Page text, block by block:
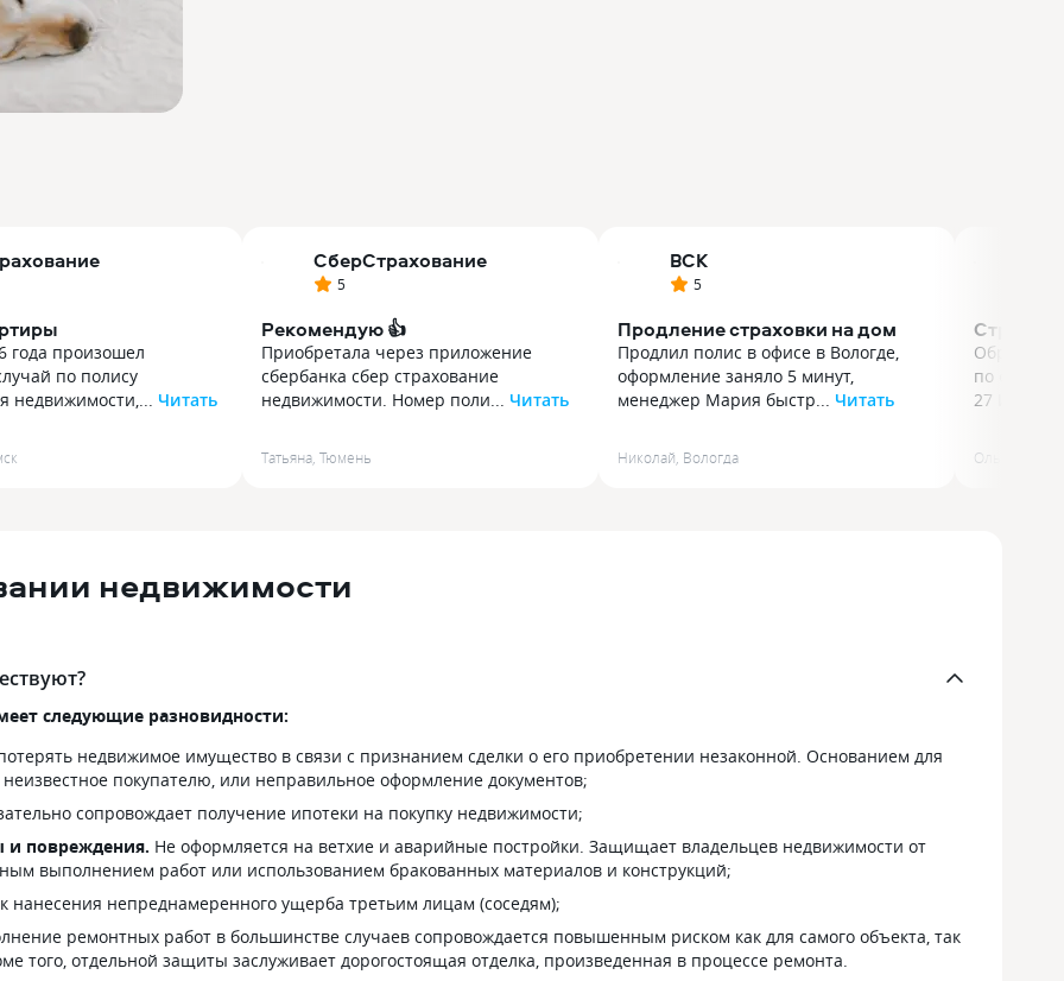
года произошел
по полису
недвижимости,... Читать
недвижимости, залив
СберСтрахование
5
Рекомендую 👍
Приобретала через приложение
сбербанка сбер страхование
недвижимости. Номер поли... Читать
сбербанка сбер страхование
недвижимости. Номер полиса
Татьяна Тюмень
ВСК
5
Продление страховки на дом
Продлил полис в офисе в Вологде,
оформление заняло 5 минут,
менеджер Мария быстр... Читать
оформление заняло 5 минут,
менеджер Мария быстро всё
Николай Вологда
по факту
27 Июля
по факту
27 Июля
Ольга
недвижимости
следующие разновидности:
недвижимое имущество в связи с признанием сделки о его приобретении незаконной. Основанием для
покупателю, или неправильное оформление документов;
сопровождает получение ипотеки на покупку недвижимости;
и повреждения. Не оформляется на ветхие и аварийные постройки. Защищает владельцев недвижимости от
выполнением работ или использованием бракованных материалов и конструкций;
нанесения непреднамеренного ущерба третьим лицам (соседям);
ремонтных работ в большинстве случаев сопровождается повышенным риском как для самого объекта, так
того, отдельной защиты заслуживает дорогостоящая отделка, произведенная в процессе ремонта.